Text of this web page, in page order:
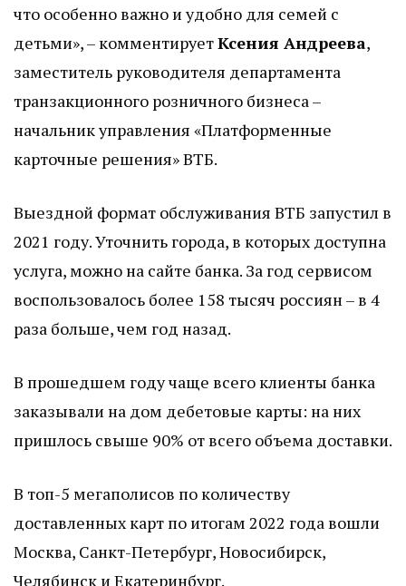
что особенно важно и удобно для семей с
детьми», – комментируетКсения Андреева,
заместитель руководителя департамента
транзакционного розничного бизнеса –
начальник управления «Платформенные
карточные решения» ВТБ.
Выездной формат обслуживания ВТБ запустил в
2021 году. Уточнить города, в которых доступна
услуга, можно на сайте банка. За год сервисом
воспользовалось более 158 тысяч россиян – в 4
раза больше, чем год назад.
В прошедшем году чаще всего клиенты банка
заказывали на дом дебетовые карты: на них
пришлось свыше 90% от всего объема доставки.
В топ-5 мегаполисов по количеству
доставленных карт по итогам 2022 года вошли
Москва, Санкт-Петербург, Новосибирск,
Челябинск и Екатеринбург.